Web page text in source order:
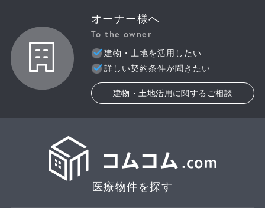
オーナー様へ
To the owner
建物・土地を活用したい
詳しい契約条件が聞きたい
建物・土地活用に関するご相談
医療物件を探す